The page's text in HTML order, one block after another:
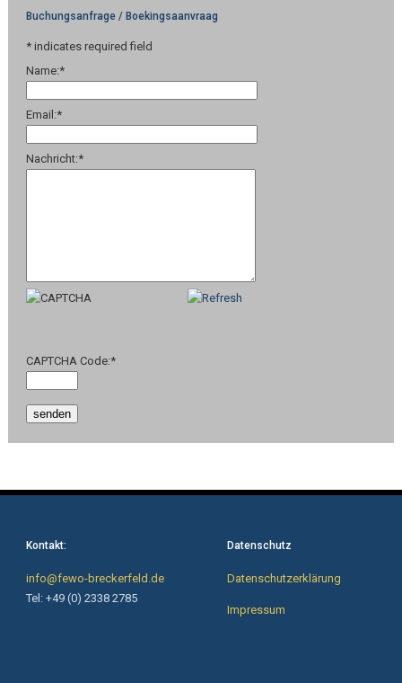
Buchungsanfrage / Boekingsaanvraag
* indicates required field
Name:*
Email:*
Nachricht:*
CAPTCHA Code:*
Kontakt:
info@fewo-breckerfeld.de
Tel: +49 (0) 2338 2785
Datenschutz
Datenschutzerklärung
Impressum